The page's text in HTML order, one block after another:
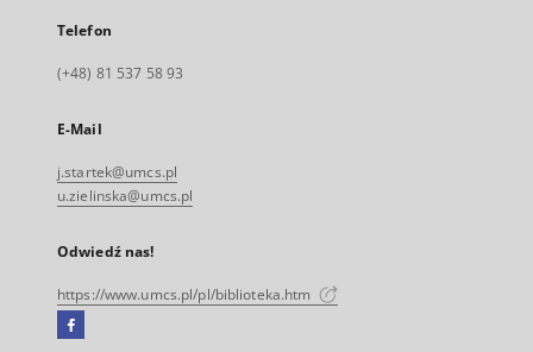
Telefon
(+48) 81 537 58 93
E-Mail
j.startek@umcs.pl
u.zielinska@umcs.pl
Odwiedź nas!
https://www.umcs.pl/pl/biblioteka.htm
Facebook